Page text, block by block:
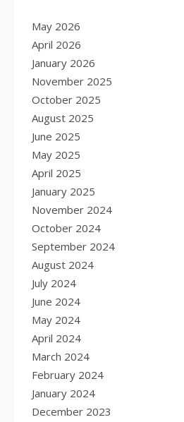
May 2026
April 2026
January 2026
November 2025
October 2025
August 2025
June 2025
May 2025
April 2025
January 2025
November 2024
October 2024
September 2024
August 2024
July 2024
June 2024
May 2024
April 2024
March 2024
February 2024
January 2024
December 2023